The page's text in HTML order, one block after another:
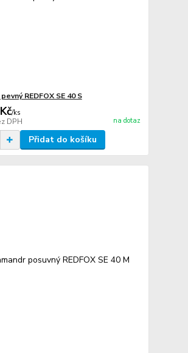
REDFOX SE 40 S
/ks
DPH na dotaz
Přidat do košíku